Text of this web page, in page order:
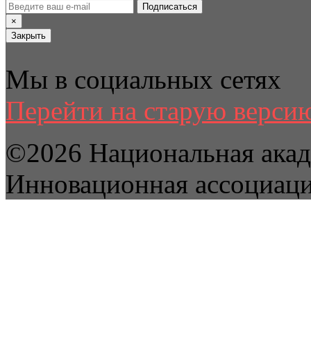
Подписаться
×
Закрыть
Мы в социальных сетях
Перейти на старую
©2026 Национальная
Инновационная